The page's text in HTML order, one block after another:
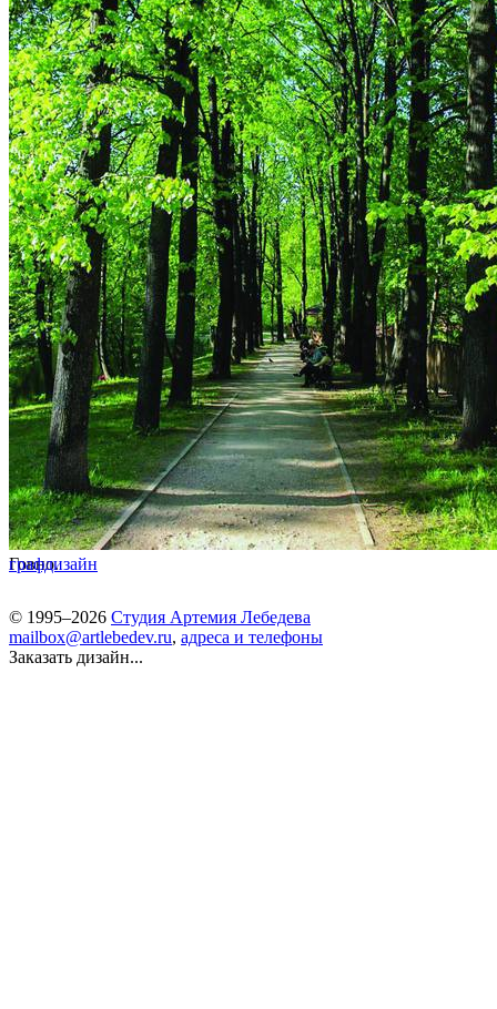
Говно.
графдизайн
© 1995–2026 Студия Артемия Лебедева
mailbox@artlebedev.ru, адреса и телефоны
Заказать дизайн...